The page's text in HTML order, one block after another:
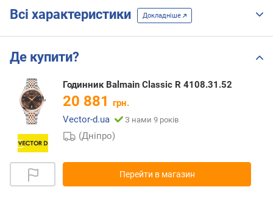
Всі характеристики Докладніше
Де купити?
Годинник Balmain Classic R 4108.31.52
20 881 грн.
Vector-d.ua
З нами 9 років
(Дніпро)
Перейти в магазин